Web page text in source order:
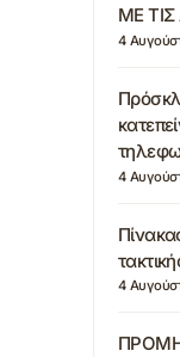
ΜΕ ΤΙΣ
4
4
4